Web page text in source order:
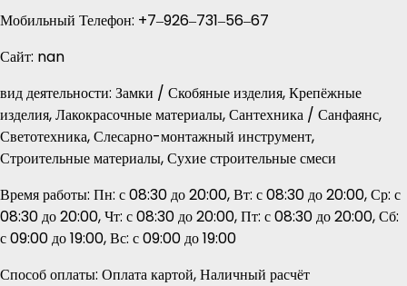
Мобильный Телефон: +7‒926‒731‒56‒67
Сайт: nan
вид деятельности: Замки / Скобяные изделия, Крепёжные
изделия, Лакокрасочные материалы, Сантехника / Санфаянс,
Светотехника, Слесарно-монтажный инструмент,
Строительные материалы, Сухие строительные смеси
Время работы: Пн: с 08:30 до 20:00, Вт: с 08:30 до 20:00, Ср: с
08:30 до 20:00, Чт: с 08:30 до 20:00, Пт: с 08:30 до 20:00, Сб:
с 09:00 до 19:00, Вс: с 09:00 до 19:00
Способ оплаты: Оплата картой, Наличный расчёт